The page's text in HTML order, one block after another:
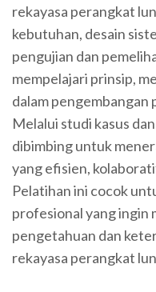
rekayasa perangkat
kebutuhan, desain
pengujian dan
mempelajari prinsip,
dalam pengembangan
Melalui studi kasus
dibimbing untuk
yang efisien,
Pelatihan ini cocok
profesional yang ingin
pengetahuan dan
rekayasa perangkat